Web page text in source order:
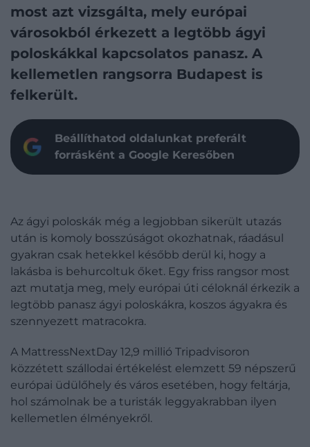
most azt vizsgálta, mely európai
városokból érkezett a legtöbb ágyi
poloskákkal kapcsolatos panasz. A
kellemetlen rangsorra Budapest is
felkerült.
Beállíthatod oldalunkat preferált
forrásként a Google Keresőben
Az ágyi poloskák még a legjobban sikerült utazás
után is komoly bosszúságot okozhatnak, ráadásul
gyakran csak hetekkel később derül ki, hogy a
lakásba is behurcoltuk őket. Egy friss rangsor most
azt mutatja meg, mely európai úti céloknál érkezik a
legtöbb panasz ágyi poloskákra, koszos ágyakra és
szennyezett matracokra.
A MattressNextDay 12,9 millió Tripadvisoron
közzétett szállodai értékelést elemzett 59 népszerű
európai üdülőhely és város esetében, hogy feltárja,
hol számolnak be a turisták leggyakrabban ilyen
kellemetlen élményekről.